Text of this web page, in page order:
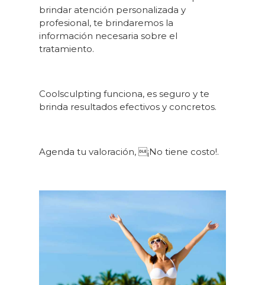
brindar atención personalizada y
profesional, te brindaremos la
información necesaria sobre el
tratamiento.
Coolsculpting funciona, es seguro y te
brinda resultados efectivos y concretos.
Agenda tu valoración, ¡No tiene costo!.